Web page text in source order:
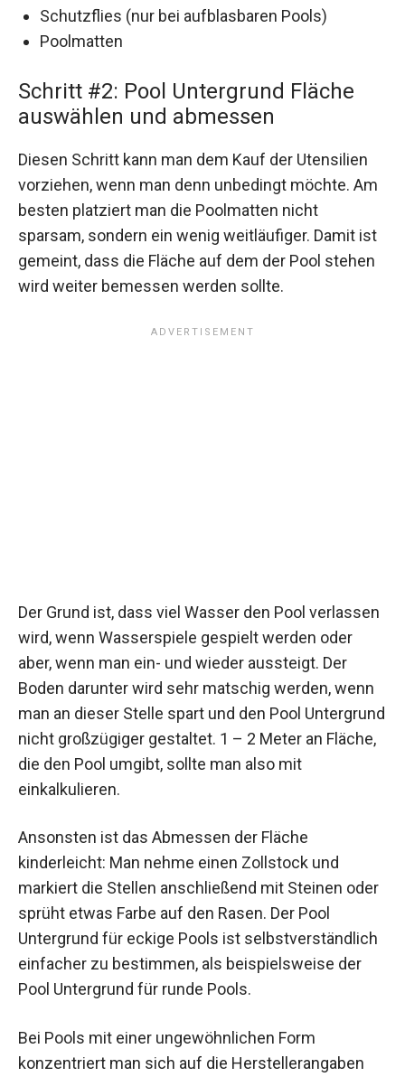
Schutzflies (nur bei aufblasbaren Pools)
Poolmatten
Schritt #2: Pool Untergrund Fläche
auswählen und abmessen
Diesen Schritt kann man dem Kauf der Utensilien
vorziehen, wenn man denn unbedingt möchte. Am
besten platziert man die Poolmatten nicht
sparsam, sondern ein wenig weitläufiger. Damit ist
gemeint, dass die Fläche auf dem der Pool stehen
wird weiter bemessen werden sollte.
Der Grund ist, dass viel Wasser den Pool verlassen
wird, wenn Wasserspiele gespielt werden oder
aber, wenn man ein- und wieder aussteigt. Der
Boden darunter wird sehr matschig werden, wenn
man an dieser Stelle spart und den Pool Untergrund
nicht großzügiger gestaltet. 1 – 2 Meter an Fläche,
die den Pool umgibt, sollte man also mit
einkalkulieren.
Ansonsten ist das Abmessen der Fläche
kinderleicht: Man nehme einen Zollstock und
markiert die Stellen anschließend mit Steinen oder
sprüht etwas Farbe auf den Rasen. Der Pool
Untergrund für eckige Pools ist selbstverständlich
einfacher zu bestimmen, als beispielsweise der
Pool Untergrund für runde Pools.
Bei Pools mit einer ungewöhnlichen Form
konzentriert man sich auf die Herstellerangaben